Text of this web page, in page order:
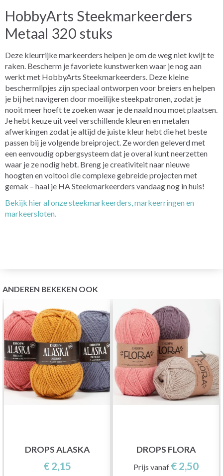
HobbyArts Steekmarkeerders
Metaal 320 stuks
Deze kleurrijke markeerders helpen je om de weg niet kwijt te
raken. Bescherm je favoriete kunstwerken waar je nog aan
werkt met HobbyArts Steekmarkeerders. Deze kleine
beschermlipjes zijn speciaal ontworpen voor breiers en helpen
je bij het navigeren door moeilijke steekpatronen, zodat je
nooit meer hoeft te zoeken waar je de naald nou moet plaatsen.
Je hebt keuze uit veel verschillende kleuren en metalen
afwerkingen zodat je altijd de juiste kleur hebt die het beste
passen bij je volgende breiproject. Ze worden geleverd met
een eenvoudig opbergsysteem dat je overal kunt neerzetten
waar je ze nodig hebt. Breng je creativiteit naar nieuwe
hoogten en voltooi die complexe gebreide projecten met
gemak – haal je HA Steekmarkeerders vandaag nog in huis!
Bekijk hier al onze steekmarkeerders, markeerringen en
markeersloten.
ANDEREN BEKEKEN OOK
DROPS ALASKA
€ 2,15
DROPS FLORA
Prijs vanaf € 2,50